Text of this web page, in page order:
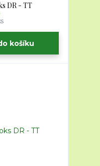
DR - TT
košíku